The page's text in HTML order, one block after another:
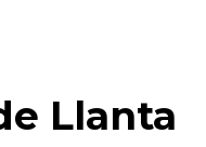
Llanta